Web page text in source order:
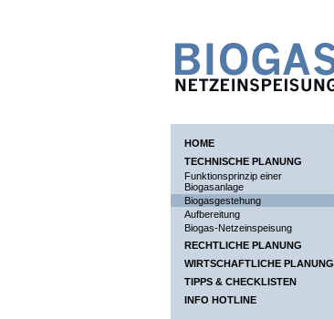
HOME
TECHNISCHE PLANUNG
Funktionsprinzip einer
Biogasanlage
Biogasgestehung
Aufbereitung
Biogas-Netzeinspeisung
RECHTLICHE PLANUNG
WIRTSCHAFTLICHE PLANUNG
TIPPS & CHECKLISTEN
INFO HOTLINE